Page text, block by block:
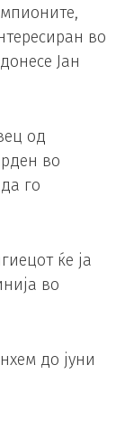
во
Јан
од
во
го
ќе ја
во
до јуни